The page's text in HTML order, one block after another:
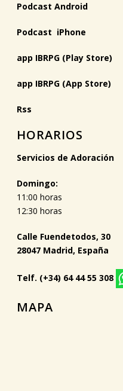
Podcast Android
Podcast iPhone
app IBRPG (Play Store)
app IBRPG (App Store)
Rss
HORARIOS
Servicios de Adoración
Domingo:
11:00 horas
12:30 horas
Calle Fuendetodos, 30
28047 Madrid, España
Telf. (+34) 64 44 55 308
MAPA